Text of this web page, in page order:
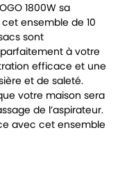
1800W sa
ensemble de 10
sont
à votre
efficace et une
et de saleté.
votre maison sera
de l’aspirateur.
avec cet ensemble